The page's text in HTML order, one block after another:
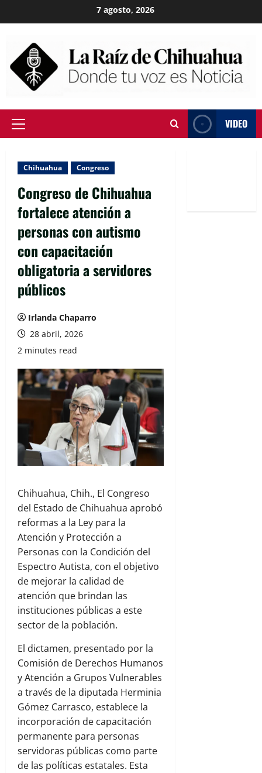
to
7 agosto, 2026
Primary
VIDEO
Chihuahua Congreso
Congreso de Chihuahua
fortalece atención a
personas con autismo
con capacitación
obligatoria a servidores
públicos
Irlanda Chaparro
28 abril, 2026
2 minutes read
Chihuahua, Chih., El Congreso
del Estado de Chihuahua aprobó
reformas a la Ley para la
Atención y Protección a
Personas con la Condición del
Espectro Autista, con el objetivo
de mejorar la calidad de
atención que brindan las
instituciones públicas a este
sector de la población.
El dictamen, presentado por la
Comisión de Derechos Humanos
y Atención a Grupos Vulnerables
a través de la diputada Herminia
Gómez Carrasco, establece la
incorporación de capacitación
permanente para personas
servidoras públicas como parte
de las políticas estatales. Esta